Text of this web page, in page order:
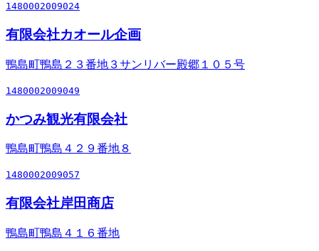
1480002009024
有限会社カオール企画
鴨島町鴨島２３番地３サンリバー殿郷１０５号
1480002009049
かつみ観光有限会社
鴨島町鴨島４２９番地８
1480002009057
有限会社岸田商店
鴨島町鴨島４１６番地